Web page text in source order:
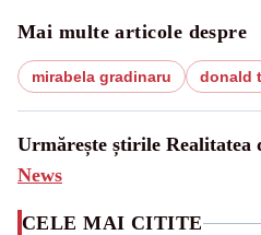
Mai multe articole despre
mirabela gradinaru donald
Urmărește știrile Realitatea
News
CELE MAI CITITE